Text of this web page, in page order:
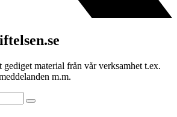
gediget material från vår verksamhet t.ex.
m.m.